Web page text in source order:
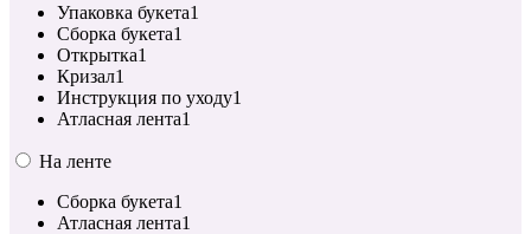
Упаковка букета1
Сборка букета1
Открытка1
Кризал1
Инструкция по уходу1
Атласная лента1
На ленте
Сборка букета1
Атласная лента1